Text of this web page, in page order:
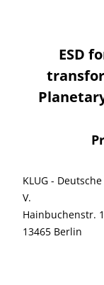
ESD
KLUG -
V.
Hainbuchenstr.
13465 Berlin